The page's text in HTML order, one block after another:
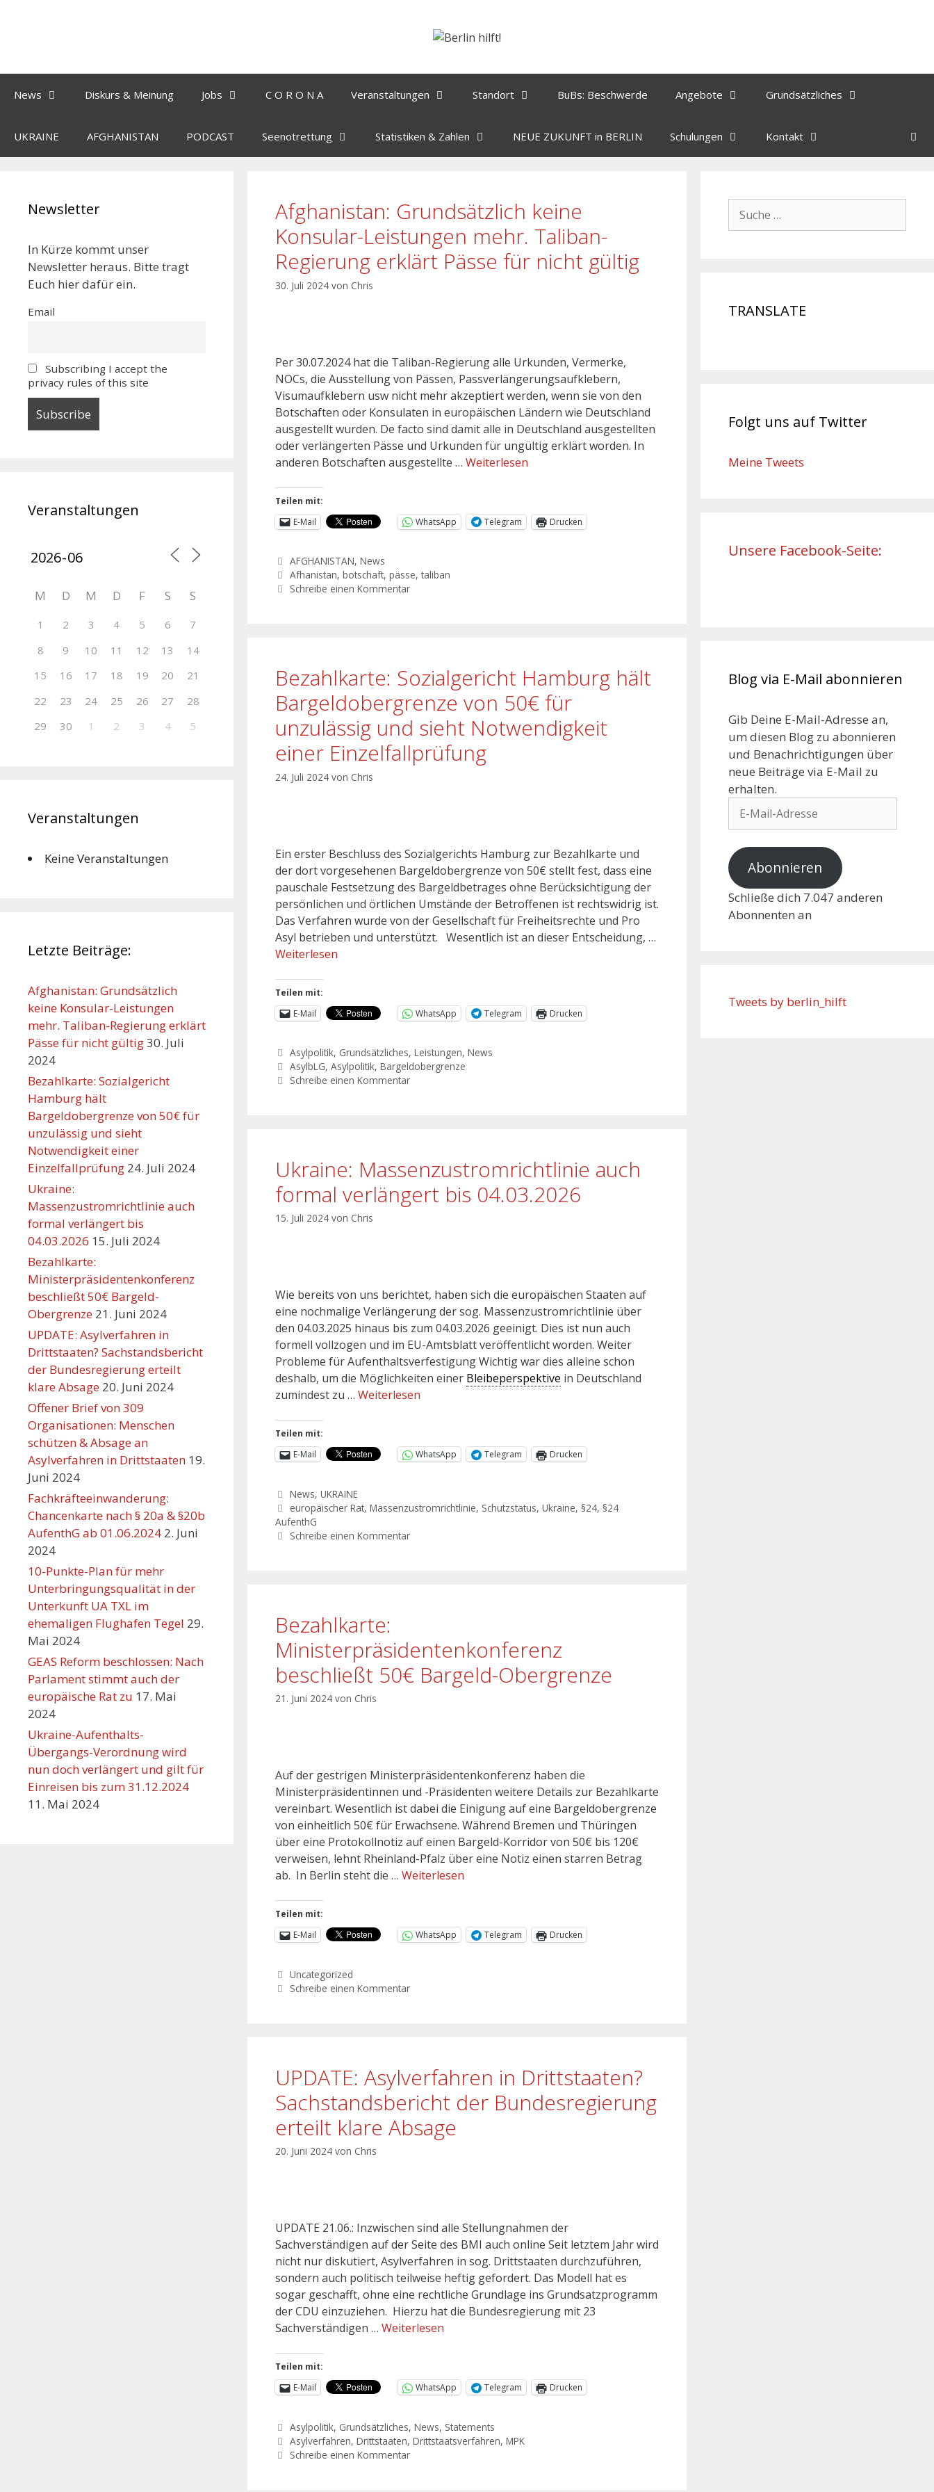
News Diskurs & Meinung Jobs C O R O N A Veranstaltungen Standort BuBs: Beschwerde Angebote Grundsätzliches
UKRAINE AFGHANISTAN PODCAST Seenotrettung Statistiken & Zahlen NEUE ZUKUNFT in BERLIN Schulungen Kontakt
Afghanistan: Grundsätzlich keine
Konsular-Leistungen mehr. Taliban-
Regierung erklärt Pässe für nicht gültig
30. Juli 2024 von Chris
Per 30.07.2024 hat die Taliban-Regierung alle Urkunden, Vermerke,
NOCs, die Ausstellung von Pässen, Passverlängerungsaufklebern,
Visumaufklebern usw nicht mehr akzeptiert werden, wenn sie von den
Botschaften oder Konsulaten in europäischen Ländern wie Deutschland
ausgestellt wurden. De facto sind damit alle in Deutschland ausgestellten
oder verlängerten Pässe und Urkunden für ungültig erklärt worden. In
anderen Botschaften ausgestellte … Weiterlesen
Teilen mit:
E-Mail
WhatsApp Telegram Drucken
AFGHANISTAN,News
Afhanistan,botschaft,pässe,taliban
Schreibe einen Kommentar
Bezahlkarte: Sozialgericht Hamburg hält
Bargeldobergrenze von 50€ für
unzulässig und sieht Notwendigkeit
einer Einzelfallprüfung
24. Juli 2024 von Chris
Ein erster Beschluss des Sozialgerichts Hamburg zur Bezahlkarte und
der dort vorgesehenen Bargeldobergrenze von 50€ stellt fest, dass eine
pauschale Festsetzung des Bargeldbetrages ohne Berücksichtigung der
persönlichen und örtlichen Umstände der Betroffenen ist rechtswidrig ist.
Das Verfahren wurde von der Gesellschaft für Freiheitsrechte und Pro
Asyl betrieben und unterstützt. Wesentlich ist an dieser Entscheidung, …
Weiterlesen
Teilen mit:
E-Mail
WhatsApp Telegram Drucken
Asylpolitik, Grundsätzliches,Leistungen,News
AsylbLG,Asylpolitik,Bargeldobergrenze
Schreibe einen Kommentar
Ukraine: Massenzustromrichtlinie auch
formal verlängert bis 04.03.2026
15. Juli 2024 von Chris
Wie bereits von uns berichtet, haben sich die europäischen Staaten auf
eine nochmalige Verlängerung der sog. Massenzustromrichtlinie über
den 04.03.2025 hinaus bis zum 04.03.2026 geeinigt. Dies ist nun auch
formell vollzogen und im EU-Amtsblatt veröffentlicht worden. Weiter
Probleme für Aufenthaltsverfestigung Wichtig war dies alleine schon
deshalb, um die Möglichkeiten einer Bleibeperspektive in Deutschland
zumindest zu … Weiterlesen
Teilen mit:
E-Mail
WhatsApp Telegram Drucken
News,UKRAINE
europäischer Rat,Massenzustromrichtlinie, Schutzstatus,Ukraine, §24, §24
AufenthG
Schreibe einen Kommentar
Bezahlkarte:
Ministerpräsidentenkonferenz
beschließt 50€ Bargeld-Obergrenze
21. Juni 2024 von Chris
Auf der gestrigen Ministerpräsidentenkonferenz haben die
Ministerpräsidentinnen und -Präsidenten weitere Details zur Bezahlkarte
vereinbart. Wesentlich ist dabei die Einigung auf eine Bargeldobergrenze
von einheitlich 50€ für Erwachsene. Während Bremen und Thüringen
über eine Protokollnotiz auf einen Bargeld-Korridor von 50€ bis 120€
verweisen, lehnt Rheinland-Pfalz über eine Notiz einen starren Betrag
ab. In Berlin steht die … Weiterlesen
Teilen mit:
E-Mail
WhatsApp Telegram Drucken
Uncategorized
Schreibe einen Kommentar
UPDATE: Asylverfahren in Drittstaaten?
Sachstandsbericht der Bundesregierung
erteilt klare Absage
20. Juni 2024 von Chris
UPDATE 21.06.: Inzwischen sind alle Stellungnahmen der
Sachverständigen auf der Seite des BMI auch online Seit letztem Jahr wird
nicht nur diskutiert, Asylverfahren in sog. Drittstaaten durchzuführen,
sondern auch politisch teilweise heftig gefordert. Das Modell hat es
sogar geschafft, ohne eine rechtliche Grundlage ins Grundsatzprogramm
der CDU einzuziehen. Hierzu hat die Bundesregierung mit 23
Sachverständigen … Weiterlesen
Teilen mit:
E-Mail
WhatsApp Telegram Drucken
Asylpolitik, Grundsätzliches,News, Statements
Asylverfahren,Drittstaaten,Drittstaatsverfahren,MPK
Schreibe einen Kommentar
Newsletter
In Kürze kommt unser
Newsletter heraus. Bitte tragt
Euch hier dafür ein.
Email
Subscribing I accept the
privacy rules of this site
Veranstaltungen
M D M D F S S
1 2 3 4 5 6
7
8
9 10 11 12 13
14
15
16 17 18 19 20
21
22
23 24 25 26 27
28
29
30 1 2 3 4 5
Veranstaltungen
Keine Veranstaltungen
Letzte Beiträge:
Afghanistan: Grundsätzlich
keine Konsular-Leistungen
mehr. Taliban-Regierung erklärt
Pässe für nicht gültig30. Juli
2024
Bezahlkarte: Sozialgericht
Hamburg hält
Bargeldobergrenze von 50€ für
unzulässig und sieht
Notwendigkeit einer
Einzelfallprüfung 24. Juli 2024
Ukraine:
Massenzustromrichtlinie auch
formal verlängert bis
04.03.2026 15. Juli 2024
Bezahlkarte:
Ministerpräsidentenkonferenz
beschließt 50€ Bargeld-
Obergrenze 21. Juni 2024
UPDATE: Asylverfahren in
Drittstaaten? Sachstandsbericht
der Bundesregierung erteilt
klare Absage 20. Juni 2024
Offener Brief von 309
Organisationen: Menschen
schützen & Absage an
Asylverfahren in Drittstaaten 19.
Juni 2024
Fachkräfteeinwanderung:
Chancenkarte nach § 20a & §20b
AufenthG ab 01.06.2024 2. Juni
2024
10-Punkte-Plan für mehr
Unterbringungsqualität in der
Unterkunft UA TXL im
ehemaligen Flughafen Tegel 29.
Mai 2024
GEAS Reform beschlossen: Nach
Parlament stimmt auch der
europäische Rat zu 17. Mai
2024
Ukraine-Aufenthalts-
Übergangs-Verordnung wird
nun doch verlängert und gilt für
Einreisen bis zum 31.12.2024
11. Mai 2024
TRANSLATE
Folgt uns auf Twitter
Meine Tweets
Unsere Facebook-Seite:
Blog via E-Mail abonnieren
Gib Deine E-Mail-Adresse an,
um diesen Blog zu abonnieren
und Benachrichtigungen über
neue Beiträge via E-Mail zu
erhalten.
Abonnieren
Schließe dich 7.047 anderen
Abonnenten an
Tweets by berlin_hilft